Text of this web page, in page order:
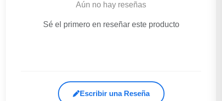
Aún no hay reseñas
Sé el primero en reseñar este producto
Escribir una Reseña